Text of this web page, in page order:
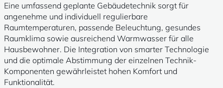
Eine umfassend geplante Gebäudetechnik sorgt für
angenehme und individuell regulierbare
Raumtemperaturen, passende Beleuchtung, gesundes
Raumklima sowie ausreichend Warmwasser für alle
Hausbewohner. Die Integration von smarter Technologie
und die optimale Abstimmung der einzelnen Technik-
Komponenten gewährleistet hohen Komfort und
Funktionalität.